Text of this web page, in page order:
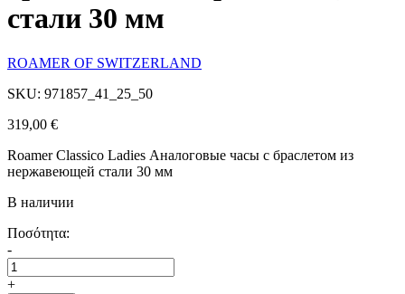
стали 30 мм
ROAMER OF SWITZERLAND
SKU: 971857_41_25_50
319,00 €
Roamer Classico Ladies Аналоговые часы с браслетом из
нержавеющей стали 30 мм
В наличии
Ποσότητα:
-
+